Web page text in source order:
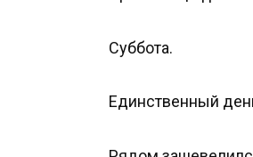
Суббота.
Единственный